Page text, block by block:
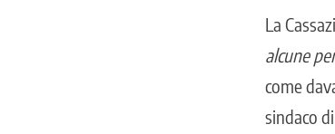
La
alcune
come
sindaco di